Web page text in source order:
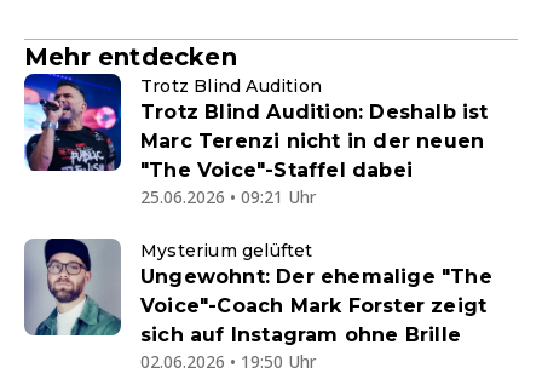
Mehr entdecken
Trotz Blind Audition
Trotz Blind Audition: Deshalb ist
Marc Terenzi nicht in der neuen
"The Voice"-Staffel dabei
25.06.2026 • 09:21 Uhr
Mysterium gelüftet
Ungewohnt: Der ehemalige "The
Voice"-Coach Mark Forster zeigt
sich auf Instagram ohne Brille
02.06.2026 • 19:50 Uhr